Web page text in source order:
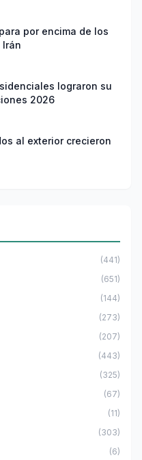
por encima de los
lograron su
2026
al exterior crecieron
(441)
(651)
(144)
(273)
(207)
(443)
(325)
(67)
(11)
(303)
(6)